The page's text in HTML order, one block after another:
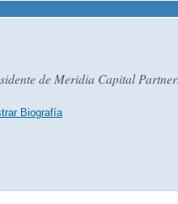
de Meridia Capital
Biografía